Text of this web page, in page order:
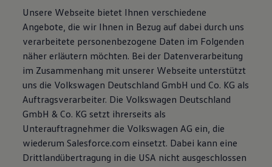
Unsere Webseite bietet Ihnen verschiedene
Angebote, die wir Ihnen in Bezug auf dabei durch uns
verarbeitete personenbezogene Daten im Folgenden
näher erläutern möchten. Bei der Datenverarbeitung
im Zusammenhang mit unserer Webseite unterstützt
uns die Volkswagen Deutschland GmbH und Co. KG als
Auftragsverarbeiter. Die Volkswagen Deutschland
GmbH & Co. KG setzt ihrerseits als
Unterauftragnehmer die Volkswagen AG ein, die
wiederum Salesforce.com einsetzt. Dabei kann eine
Drittlandübertragung in die USA nicht ausgeschlossen